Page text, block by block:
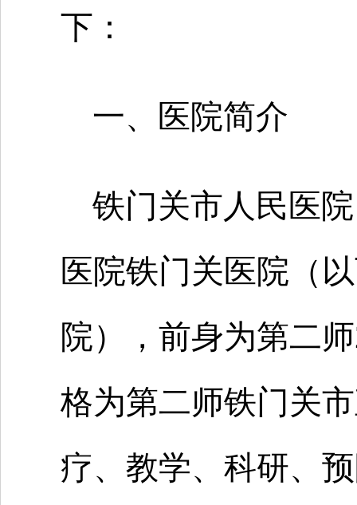
下：
一、医院简介
铁门关市人民医
医院铁门关医院（
院），前身为第二
格为第二师铁门关
疗、教学、科研、